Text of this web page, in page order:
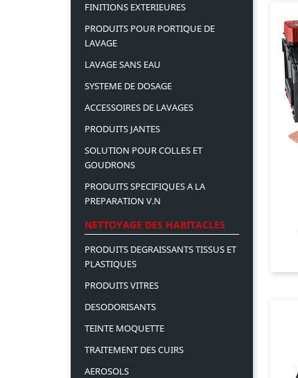
FINITIONS EXTERIEURES
PRODUITS POUR PORTIQUE DE
LAVAGE
LAVAGE SANS EAU
SYSTEME DE DOSAGE
ACCESSOIRES DE LAVAGES
PRODUITS JANTES
SOLUTION POUR COLLES ET
GOUDRONS
PRODUITS SPECIFIQUES A LA
PREPARATION V.N
NETTOYAGE DES HABITACLES
PRODUITS DEGRAISSANTS TISSUS ET
PLASTIQUES
PRODUITS VITRES
DESODORISANTS
TEINTE MOQUETTE
TRAITEMENT DES CUIRS
AEROSOLS